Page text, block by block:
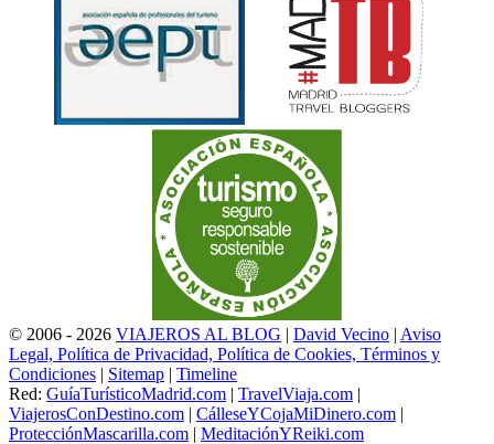
© 2006 - 2026 VIAJEROS AL BLOG | David Vecino | Aviso
Legal, Política de Privacidad, Política de Cookies, Términos y
Condiciones | Sitemap | Timeline
Red: GuíaTurísticoMadrid.com | TravelViaja.com |
ViajerosConDestino.com | CálleseYCojaMiDinero.com |
ProtecciónMascarilla.com | MeditaciónYReiki.com